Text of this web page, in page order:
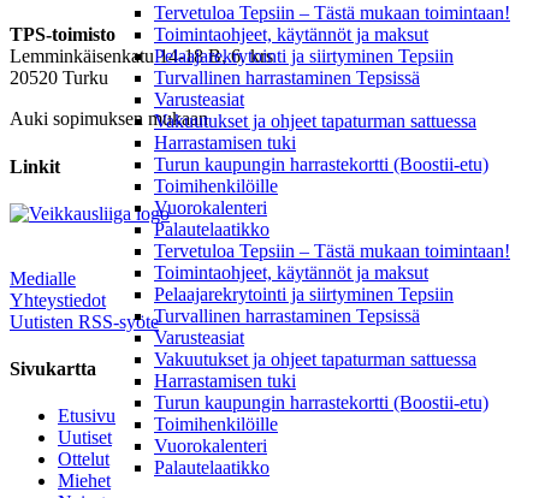
Tervetuloa Tepsiin – Tästä mukaan toimintaan!
Toimintaohjeet, käytännöt ja maksut
Pelaajarekrytointi ja siirtyminen Tepsiin
Turvallinen harrastaminen Tepsissä
Varusteasiat
Vakuutukset ja ohjeet tapaturman sattuessa
Harrastamisen tuki
Turun kaupungin harrastekortti (Boostii-etu)
Toimihenkilöille
Vuorokalenteri
Palautelaatikko
Tervetuloa Tepsiin – Tästä mukaan toimintaan!
Toimintaohjeet, käytännöt ja maksut
Pelaajarekrytointi ja siirtyminen Tepsiin
Turvallinen harrastaminen Tepsissä
Varusteasiat
Vakuutukset ja ohjeet tapaturman sattuessa
Harrastamisen tuki
Turun kaupungin harrastekortti (Boostii-etu)
Toimihenkilöille
Vuorokalenteri
Palautelaatikko
TPS-toimisto
Lemminkäisenkatu 14-18 B, 6. krs
20520 Turku
Auki sopimuksen mukaan
Linkit
Medialle
Yhteystiedot
Uutisten RSS-syöte
Sivukartta
Etusivu
Uutiset
Ottelut
Miehet